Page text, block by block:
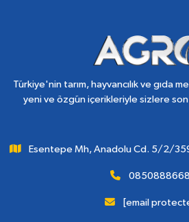
Türkiye'nin tarım, hayvancılık ve gıda
yeni ve özgün içerikleriyle sizlere
Esentepe Mh, Anadolu Cd. 5/2/
[email